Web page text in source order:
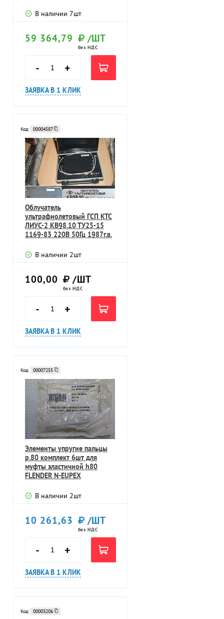
В наличии 7шт
59 364,79 /ШТ
без НДС
- +
ЗАЯВКА В 1 КЛИК
Код: 00004587
Облучатель
ультрафиолетовый ГСП КТС
ЛИУС-2 КВ98.10 ТУ25-15
1169-83 220В 50Гц 1987г.в.
В наличии 2шт
100,00 /ШТ
без НДС
- +
ЗАЯВКА В 1 КЛИК
Код: 00007255
Элементы упругие пальцы
p.80 комплект 6шт для
муфты эластичной h80
FLENDER N-EUPEX
В наличии 2шт
10 261,63 /ШТ
без НДС
- +
ЗАЯВКА В 1 КЛИК
Код: 00003206